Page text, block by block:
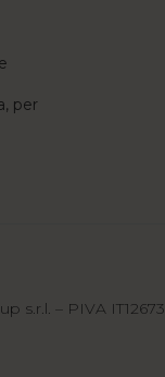
per
– PIVA